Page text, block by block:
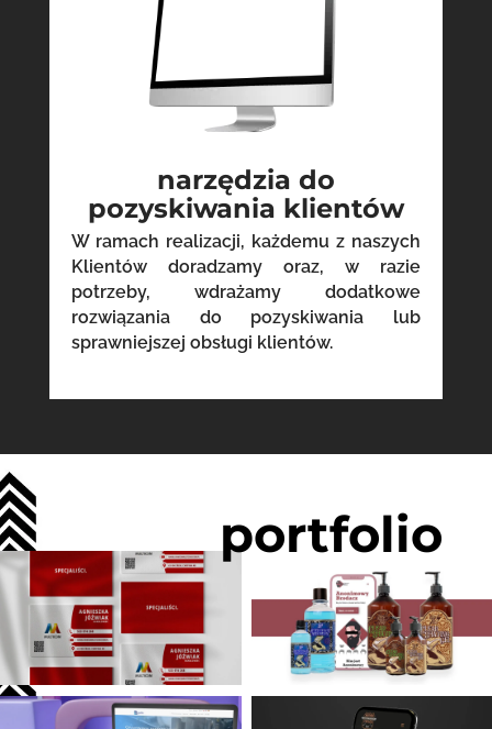
narzędzia do
pozyskiwania klientów
W ramach realizacji, każdemu z naszych
Klientów doradzamy oraz, w razie
potrzeby, wdrażamy dodatkowe
rozwiązania do pozyskiwania lub
sprawniejszej obsługi klientów.
portfolio